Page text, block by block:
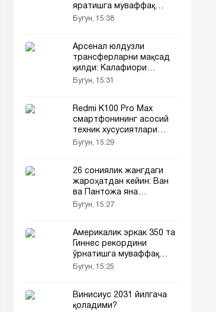
яратишга муваффақ
бўлди
Бугун, 15:38
Арсенал юлдузли
трансферларни мақсад
қилди: Калафиори
амбицияларни қўллаб-
Бугун, 15:31
Redmi K100 Pro Max
смартфонининг асосий
техник хусусиятлари
эълон қилинди
Бугун, 15:29
26 сониялик жангдаги
жароҳатдан кейин: Ван
ва Пантожа яна
учрашади...
Бугун, 15:27
Америкалик эркак 350 та
Гиннес рекордини
ўрнатишга муваффақ
бўлди (видео)
Бугун, 15:25
Винисиус 2031 йилгача
қоладими?